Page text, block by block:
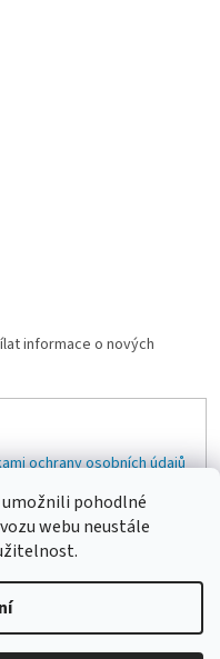
umožnili pohodlné
webu neustále
informace o nových
ochrany osobních údajů